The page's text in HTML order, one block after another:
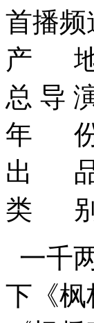
首播频
产 地
总 导
年 份
出 品
类 别
一千
下《枫